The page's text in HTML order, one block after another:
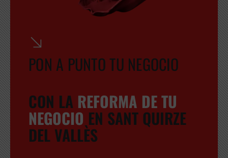
PON A PUNTO TU NEGOCIO
CON LA REFORMA DE TU
NEGOCIO EN SANT QUIRZE
DEL VALLÈS